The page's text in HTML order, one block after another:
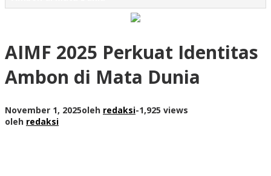
AIMF 2025 Perkuat Identitas
Ambon di Mata Dunia
November 1, 2025oleh redaksi-1,925 views
oleh redaksi